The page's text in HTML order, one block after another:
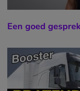
Een goed